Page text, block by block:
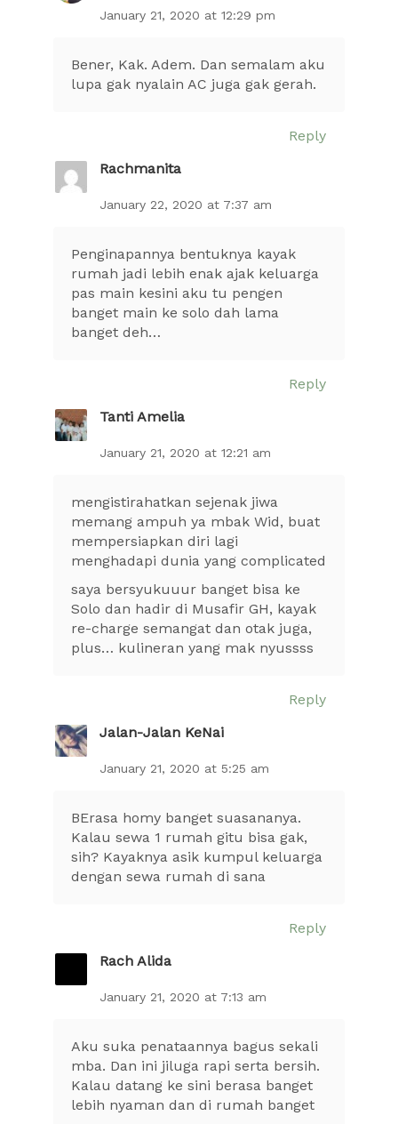
January 21, 2020 at 12:29 pm
Bener, Kak. Adem. Dan semalam aku
lupa gak nyalain AC juga gak gerah.
Reply
Rachmanita
January 22, 2020 at 7:37 am
Penginapannya bentuknya kayak
rumah jadi lebih enak ajak keluarga
pas main kesini aku tu pengen
banget main ke solo dah lama
banget deh…
Reply
Tanti Amelia
January 21, 2020 at 12:21 am
mengistirahatkan sejenak jiwa
memang ampuh ya mbak Wid, buat
mempersiapkan diri lagi
menghadapi dunia yang complicated
saya bersyukuuur banget bisa ke
Solo dan hadir di Musafir GH, kayak
re-charge semangat dan otak juga,
plus… kulineran yang mak nyussss
Reply
Jalan-Jalan KeNai
January 21, 2020 at 5:25 am
BErasa homy banget suasananya.
Kalau sewa 1 rumah gitu bisa gak,
sih? Kayaknya asik kumpul keluarga
dengan sewa rumah di sana
Reply
Rach Alida
January 21, 2020 at 7:13 am
Aku suka penataannya bagus sekali
mba. Dan ini jiluga rapi serta bersih.
Kalau datang ke sini berasa banget
lebih nyaman dan di rumah banget